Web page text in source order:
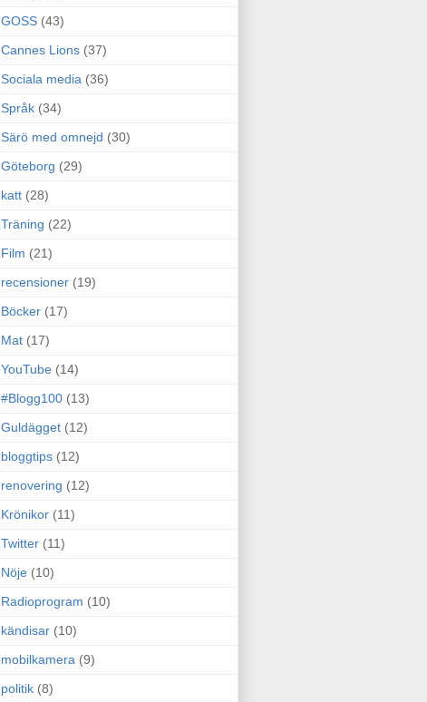
GOSS (43)
Cannes Lions (37)
Sociala media (36)
Språk (34)
Särö med omnejd (30)
Göteborg (29)
katt (28)
Träning (22)
Film (21)
recensioner (19)
Böcker (17)
Mat (17)
YouTube (14)
#Blogg100 (13)
Guldägget (12)
bloggtips (12)
renovering (12)
Krönikor (11)
Twitter (11)
Nöje (10)
Radioprogram (10)
kändisar (10)
mobilkamera (9)
politik (8)